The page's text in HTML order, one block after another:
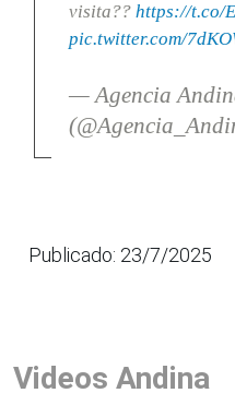
visita?? https://t.co/
pic.twitter.com/
— Agencia
Publicado: 23/7/2025
Videos Andina